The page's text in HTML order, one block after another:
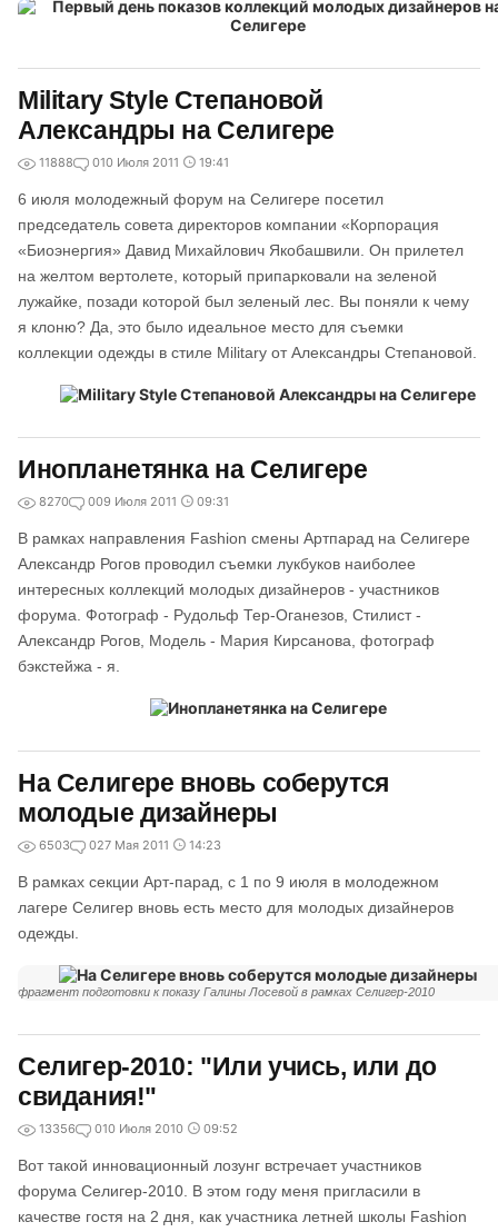
Military Style Степановой
Александры на Селигере
11888 010 Июля 2011 19:41
6 июля молодежный форум на Селигере посетил
председатель совета директоров компании «Корпорация
«Биоэнергия» Давид Михайлович Якобашвили. Он прилетел
на желтом вертолете, который припарковали на зеленой
лужайке, позади которой был зеленый лес. Вы поняли к чему
я клоню? Да, это было идеальное место для съемки
коллекции одежды в стиле Military от Александры Степановой.
Инопланетянка на Селигере
8270 009 Июля 2011 09:31
В рамках направления Fashion смены Артпарад на Селигере
Александр Рогов проводил съемки лукбуков наиболее
интересных коллекций молодых дизайнеров - участников
форума. Фотограф - Рудольф Тер-Оганезов, Стилист -
Александр Рогов, Модель - Мария Кирсанова, фотограф
бэкстейжа - я.
На Селигере вновь соберутся
молодые дизайнеры
6503 027 Мая 2011 14:23
В рамках секции Арт-парад, с 1 по 9 июля в молодежном
лагере Селигер вновь есть место для молодых дизайнеров
одежды.
фрагмент подготовки к показу Галины Лосевой в рамках Селигер-2010
Селигер-2010: "Или учись, или до
свидания!"
13356 010 Июля 2010 09:52
Вот такой инновационный лозунг встречает участников
форума Селигер-2010. В этом году меня пригласили в
качестве гостя на 2 дня, как участника летней школы Fashion